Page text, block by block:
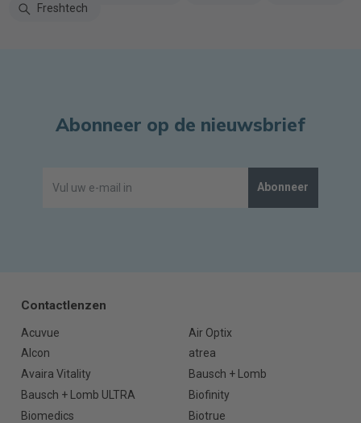
Freshtech
Abonneer op de nieuwsbrief
Abonneer
Contactlenzen
Acuvue
Air Optix
Alcon
atrea
Avaira Vitality
Bausch + Lomb
Bausch + Lomb ULTRA
Biofinity
Biomedics
Biotrue